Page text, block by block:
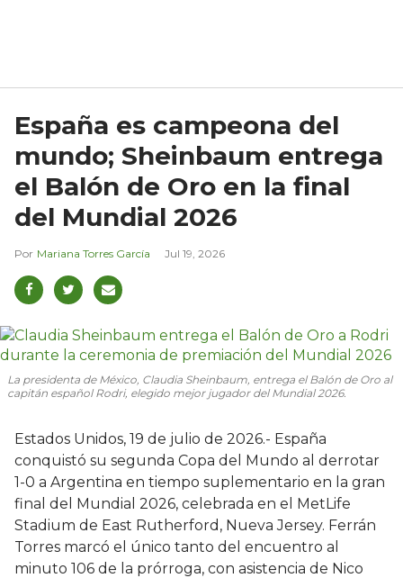
España es campeona del
mundo; Sheinbaum entrega
el Balón de Oro en la final
del Mundial 2026
Mariana Torres García Jul 19, 2026
La presidenta de México, Claudia Sheinbaum, entrega el Balón de Oro al
capitán español Rodri, elegido mejor jugador del Mundial 2026.
Estados Unidos, 19 de julio de 2026.- España
conquistó su segunda Copa del Mundo al derrotar
1-0 a Argentina en tiempo suplementario en la gran
final del Mundial 2026, celebrada en el MetLife
Stadium de East Rutherford, Nueva Jersey. Ferrán
Torres marcó el único tanto del encuentro al
minuto 106 de la prórroga, con asistencia de Nico